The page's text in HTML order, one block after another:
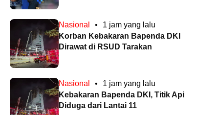
Nasional •
1 jam yang lalu
Korban Kebakaran Bapenda DKI
Dirawat di RSUD Tarakan
Nasional •
1 jam yang lalu
Kebakaran Bapenda DKI, Titik Api
Diduga dari Lantai 11